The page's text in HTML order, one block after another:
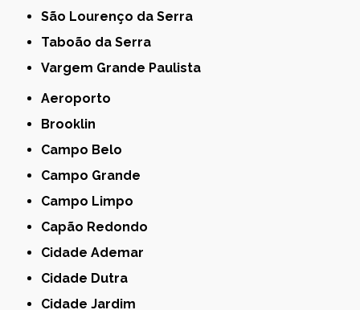
São Lourenço da Serra
Taboão da Serra
Vargem Grande Paulista
Aeroporto
Brooklin
Campo Belo
Campo Grande
Campo Limpo
Capão Redondo
Cidade Ademar
Cidade Dutra
Cidade Jardim